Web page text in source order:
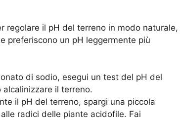
regolare il pH del terreno in modo naturale,
preferiscono un pH leggermente più
di sodio, esegui un test del pH del
il terreno.
il pH del terreno, spargi una piccola
radici delle piante acidofile. Fai